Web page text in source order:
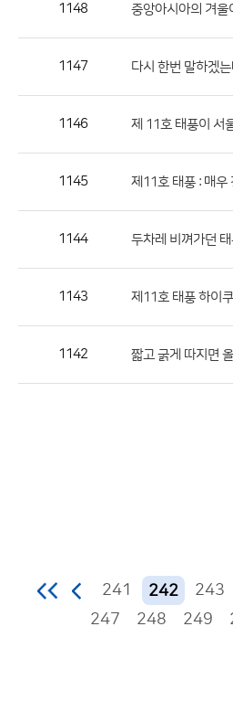
공
1148 중앙아시아의 겨울
1147 다시 한번 말하겠는
1146 제 11호 태풍이 서
1145 제11호 태풍 : 매우
1144 두차레 비껴가던
1143 제11호 태풍 하이쿠
1142 짧고 굵게 따지면
241 242 243
247
248 249